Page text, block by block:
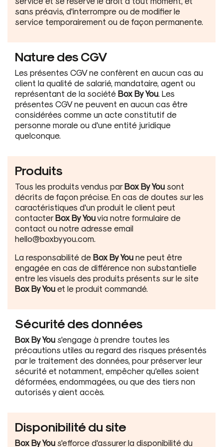
sans préavis, d'interrompre ou de modifier le
service temporairement ou de façon permanente.
Nature des CGV
Les présentes CGV ne confèrent en aucun cas au
client la qualité de salarié, mandataire, agent ou
représentant de la société Box By You . Les
présentes CGV ne peuvent en aucun cas être
considérées comme un acte constitutif de
personne morale ou d'une entité juridique
quelconque.
Produits
Tous les produits vendus parBox By You sont
décrits de façon précise. En cas de doutes sur les
caractéristiques d'un produit le client peut
contacterBox By Youvia notre formulaire de
contact ou notre adresse email
hello@boxbyyou.com.
La responsabilité de Box By You ne peut être
engagée en cas de différence non substantielle
entre les visuels des produits présents sur le site
Box By You et le produit commandé.
Sécurité des données
Box By You s'engage à prendre toutes les
précautions utiles au regard des risques présentés
par le traitement des données, pour préserver leur
sécurité et notamment, empêcher qu'elles soient
déformées, endommagées, ou que des tiers non
autorisés y aient accès.
Disponibilité du site
Box By You s'efforce d'assurer la disponibilité du